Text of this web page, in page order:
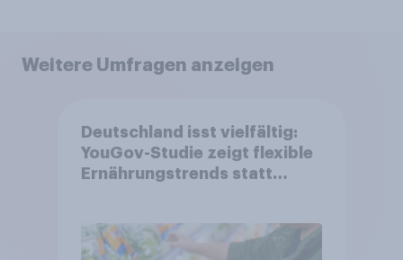
Weitere Umfragen anzeigen
Deutschland isst vielfältig:
YouGov-Studie zeigt flexible
Ernährungstrends statt